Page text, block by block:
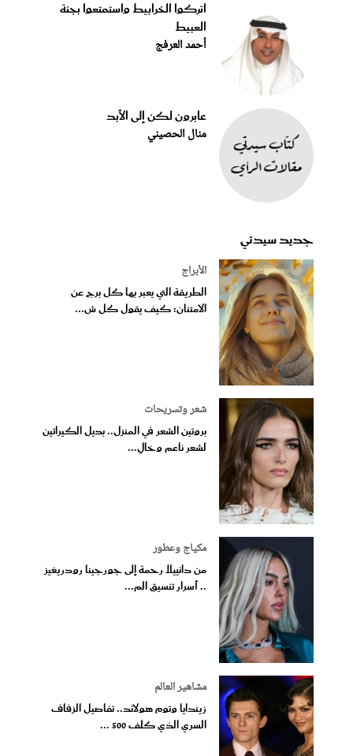
اتركوا الخرابيط واستمتعوا بجنة
العبيط
أحمد العرفج
عابرون لكن إلى الأبد
منال الحصيني
جديد سيدتي
الأبراج
الطريقة التي يعبر بها كل برج عن
الامتنان: كيف يقول كل ش...
شعر وتسريحات
بروتين الشعر في المنزل.. بديل الكيراتين
لشعر ناعم وخالٍ...
مكياج وعطور
من دانييلا رحمة إلى جورجينا رودريغيز
.. أسرار تنسيق الم...
مشاهير العالم
زيندايا وتوم هولاند.. تفاصيل الزفاف
السري الذي كلف 500 ...